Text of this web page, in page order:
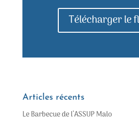
Télécharger le
Articles récents
Le Barbecue de l’ASSUP Malo